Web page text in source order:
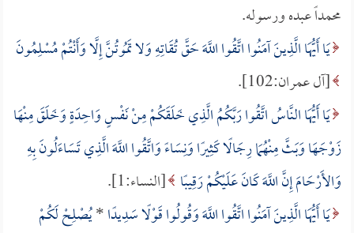
محمداً عبده ورسوله.
يَا أَيُّهَا الَّذِينَ آمَنُوا اتَّقُوا اللَّهَ حَقَّ تُقَاتِهِ وَلا تَمُوتُنَّ إِلَّا وَأَنْتُمْ مُسْلِمُونَ
[آل عمران:102].
يَا أَيُّهَا النَّاسُ اتَّقُوا رَبَّكُمُ الَّذِي خَلَقَكُمْ مِنْ نَفْسٍ وَاحِدَةٍ وَخَلَقَ مِنْهَا
زَوْجَهَا وَبَثَّ مِنْهُمَا رِجَالًا كَثِيرًا وَنِسَاءً وَاتَّقُوا اللَّهَ الَّذِي تَسَاءَلُونَ بِهِ
وَالأَرْحَامَ إِنَّ اللَّهَ كَانَ عَلَيْكُمْ رَقِيبًا [النساء:1].
يَا أَيُّهَا الَّذِينَ آمَنُوا اتَّقُوا اللَّهَ وَقُولُوا قَوْلًا سَدِيدًا*يُصْلِحْ لَكُمْ